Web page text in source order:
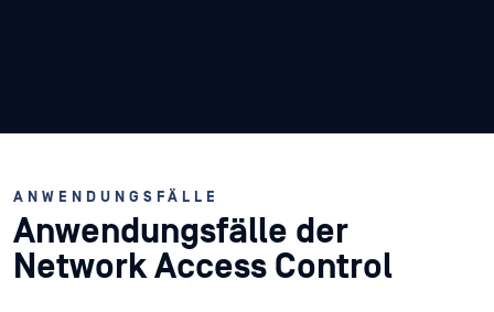
ANWENDUNGSFÄLLE
Anwendungsfälle der
Network Access Control